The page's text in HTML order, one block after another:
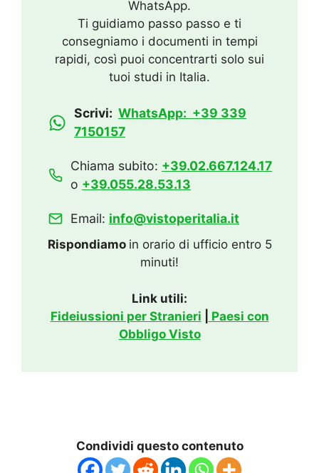
WhatsApp.
Ti guidiamo passo passo e ti
consegniamo i documenti in tempi
rapidi, così puoi concentrarti solo sui
tuoi studi in Italia.
Scrivi: WhatsApp: +39 339
7150157
Chiama subito: +39.02.667.124.17
o +39.055.28.53.13
Email: info@vistoperitalia.it
Rispondiamo in orario di ufficio entro 5
minuti!
Link utili:
Fideiussioni per Stranieri
Paesi con
Obbligo Visto
Condividi questo contenuto